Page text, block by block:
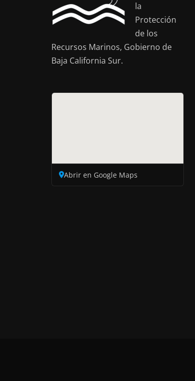
la
Protección
de los
Recursos Marinos, Gobierno de
Baja California Sur.
Abrir en Google Maps